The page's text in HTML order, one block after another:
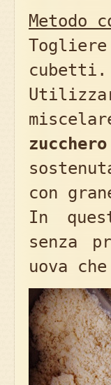
Metodo
cubetti.
zucchero
con
In
senza
uova